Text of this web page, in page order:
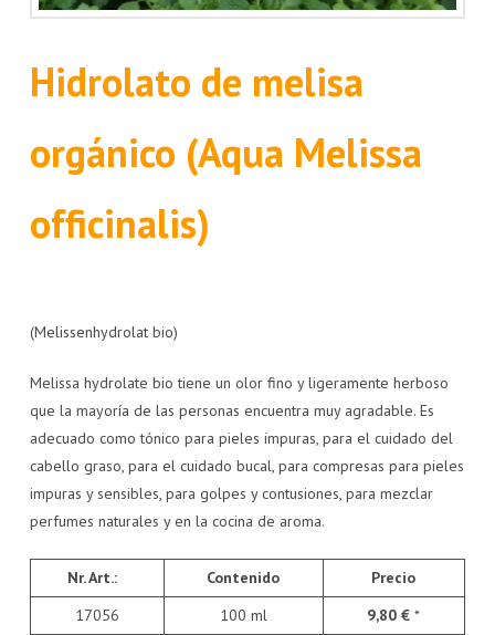
Hidrolato de melisa
orgánico (Aqua Melissa
officinalis)
(Melissenhydrolat bio)
Melissa hydrolate bio tiene un olor fino y ligeramente herboso
que la mayoría de las personas encuentra muy agradable. Es
adecuado como tónico para pieles impuras, para el cuidado del
cabello graso, para el cuidado bucal, para compresas para pieles
impuras y sensibles, para golpes y contusiones, para mezclar
perfumes naturales y en la cocina de aroma.
Nr. Art.: Contenido
Precio
17056
100 ml 9,80 € *